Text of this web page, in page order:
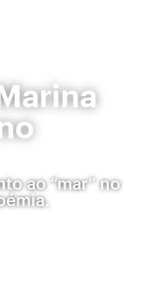
ao “mar” no